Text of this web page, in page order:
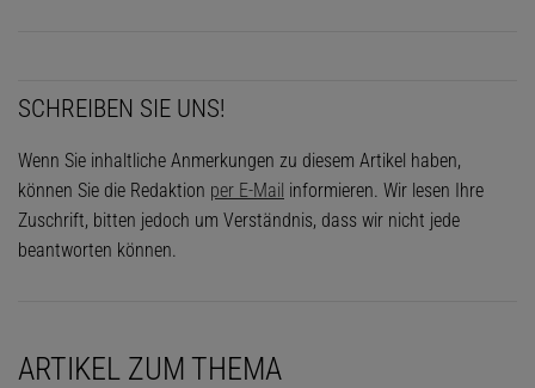
SCHREIBEN SIE UNS!
Wenn Sie inhaltliche Anmerkungen zu diesem Artikel haben,
können Sie die Redaktion per E-Mail informieren. Wir lesen Ihre
Zuschrift, bitten jedoch um Verständnis, dass wir nicht jede
beantworten können.
ARTIKEL ZUM THEMA